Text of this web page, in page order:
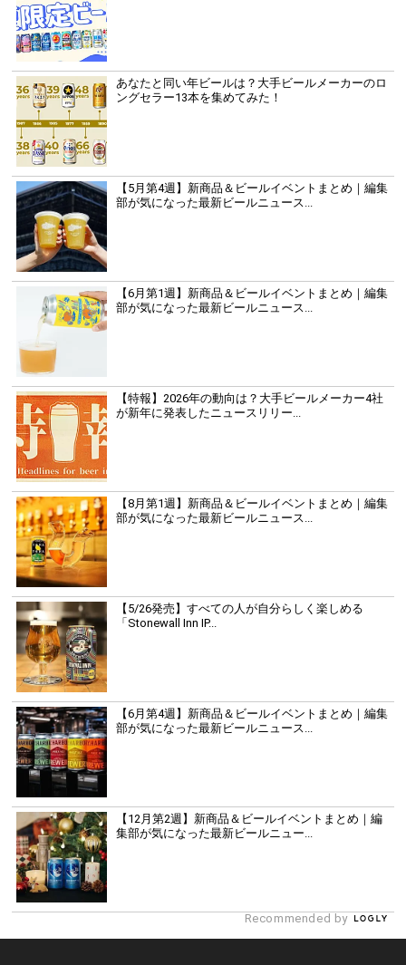
あなたと同い年ビールは？大手ビールメーカーのロ
ングセラー13本を集めてみた！
【5月第4週】新商品＆ビールイベントまとめ｜編集
部が気になった最新ビールニュース...
【6月第1週】新商品＆ビールイベントまとめ｜編集
部が気になった最新ビールニュース...
【特報】2026年の動向は？大手ビールメーカー4社
が新年に発表したニュースリリー...
【8月第1週】新商品＆ビールイベントまとめ｜編集
部が気になった最新ビールニュース...
【5/26発売】すべての人が自分らしく楽しめる
「Stonewall Inn IP...
【6月第4週】新商品＆ビールイベントまとめ｜編集
部が気になった最新ビールニュース...
【12月第2週】新商品＆ビールイベントまとめ｜編
集部が気になった最新ビールニュー...
Recommended by